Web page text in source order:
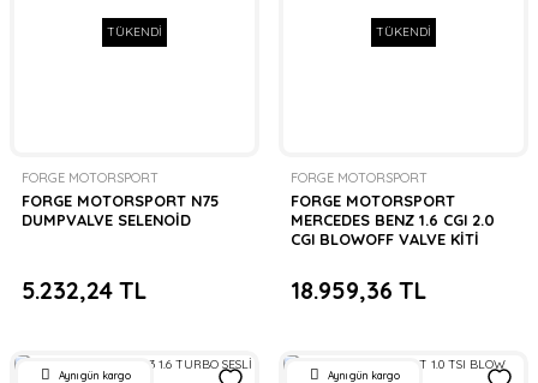
TÜKENDİ
FORGE MOTORSPORT
FORGE MOTORSPORT N75
DUMPVALVE SELENOİD
5.232,24 TL
TÜKENDİ
FORGE MOTORSPORT
FORGE MOTORSPORT
MERCEDES BENZ 1.6 CGI 2.0
CGI BLOWOFF VALVE KİTİ
18.959,36 TL
Aynı gün kargo Aynı gün kargo